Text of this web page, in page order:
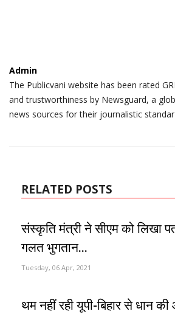
Admin
The Publicvani website has been rated
and trustworthiness by Newsguard, a
news sources for their journalistic
RELATED POSTS
संस्कृति मंत्री ने सीएम को लिखा
गलत भुगतान...
Tuesday, 06 Apr, 2021
थम नहीं रही यूपी-बिहार से धान